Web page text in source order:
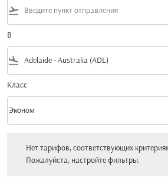
flight_takeoff
В
flight_land
Класс
Класс option Эконом Selected
Эконом
keyboard_arrow_down
Нет тарифов, соответствующих
Пожалуйста, настройте фильтры.